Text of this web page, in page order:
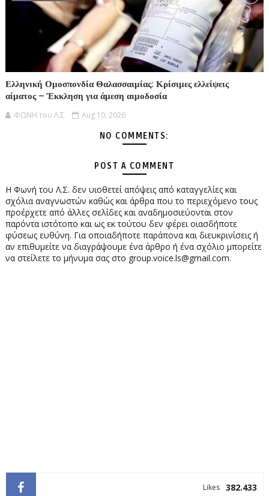
Ελληνική Ομοσπονδία Θαλασσαιμίας: Κρίσιμες ελλείψεις
αίματος – Έκκληση για άμεση αιμοδοσία
ΦΩΝΗ του Λ.Σ. Aug 10, 2026
NO COMMENTS:
POST A COMMENT
Η Φωνή του Λ.Σ. δεν υιοθετεί απόψεις από καταγγελίες και
σχόλια αναγνωστών καθώς και άρθρα που το περιεχόμενο τους
προέρχετε από άλλες σελίδες και αναδημοσιεύονται στον
παρόντα ιστότοπο και ως εκ τούτου δεν φέρει οιασδήποτε
φύσεως ευθύνη. Για οποιαδήποτε παράπονα και διευκρινίσεις ή
αν επιθυμείτε να διαγράψουμε ένα άρθρο ή ένα σχόλιο μπορείτε
να στείλετε το μήνυμα σας στο group.voice.ls@gmail.com.
382.433
Likes